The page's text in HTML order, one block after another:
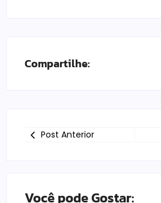
Compartilhe:
Post Anterior
Você pode Gostar: